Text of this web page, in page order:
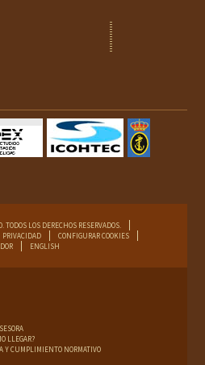
LOS DERECHOS RESERVADOS.
PRIVACIDAD
CONFIGURAR COOKIES
ENGLISH
LLEGAR?
Y CUMPLIMIENTO NORMATIVO